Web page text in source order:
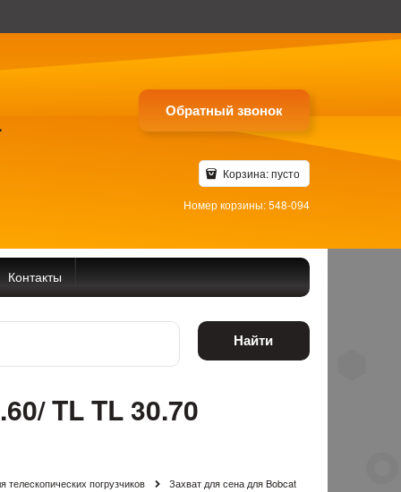
Обратный звонок
Корзина:пусто
Номер корзины: 548-094
Контакты
Найти
TL TL 30.70
телескопических погрузчиков Захват для сена для Bobcat